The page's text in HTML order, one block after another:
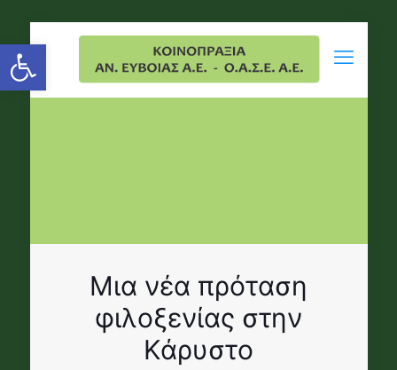
Open toolbar
Μια νέα πρόταση
φιλοξενίας στην
Κάρυστο